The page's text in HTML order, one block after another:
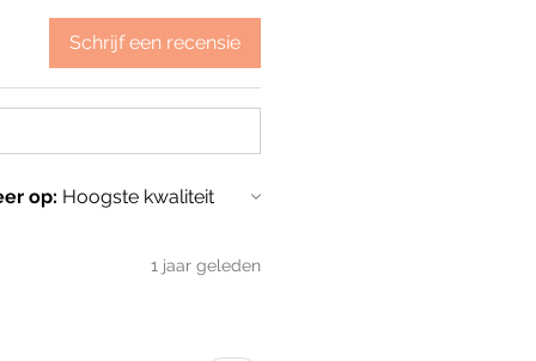
Schrijf een recensie
op:
1 jaar geleden